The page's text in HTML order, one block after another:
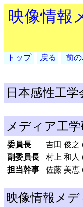
映像情報
トップ 戻る 前
日本感性工学
メディア工学
委員長
吉田 俊之
副委員長
村上 和人
担当幹事
佐藤 美恵
映像情報メ